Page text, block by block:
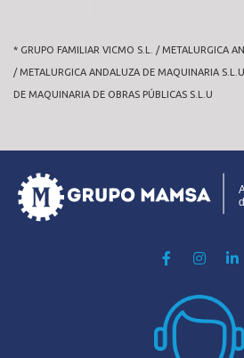
* GRUPO FAMILIAR VICMO S.L. / METALURGICA
/ METALURGICA ANDALUZA DE MAQUINARIA
DE MAQUINARIA DE OBRAS PÚBLICAS S.L.U